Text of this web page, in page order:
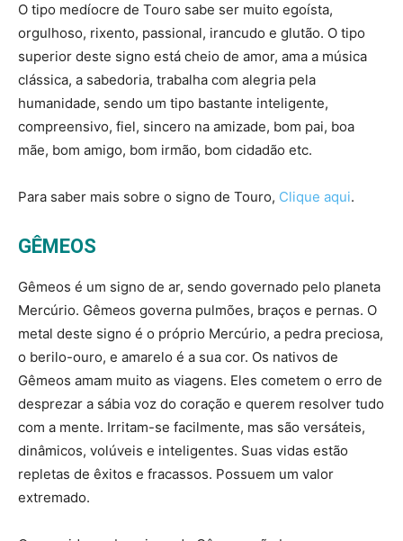
O tipo medíocre de Touro sabe ser muito egoísta,
orgulhoso, rixento, passional, irancudo e glutão. O tipo
superior deste signo está cheio de amor, ama a música
clássica, a sabedoria, trabalha com alegria pela
humanidade, sendo um tipo bastante inteligente,
compreensivo, fiel, sincero na amizade, bom pai, boa
mãe, bom amigo, bom irmão, bom cidadão etc.
Para saber mais sobre o signo de Touro, Clique aqui.
GÊMEOS
Gêmeos é um signo de ar, sendo governado pelo planeta
Mercúrio. Gêmeos governa pulmões, braços e pernas. O
metal deste signo é o próprio Mercúrio, a pedra preciosa,
o berilo-ouro, e amarelo é a sua cor. Os nativos de
Gêmeos amam muito as viagens. Eles cometem o erro de
desprezar a sábia voz do coração e querem resolver tudo
com a mente. Irritam-se facilmente, mas são versáteis,
dinâmicos, volúveis e inteligentes. Suas vidas estão
repletas de êxitos e fracassos. Possuem um valor
extremado.